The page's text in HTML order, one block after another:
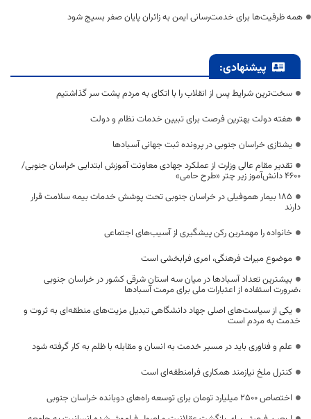
همه ظرفیت‌ها برای خدمت‌رسانی ایمن به زائران پایان صفر بسیج شود
پیشنهادی:
سخت‌ترین شرایط پس از انقلاب را با اتکای به مردم پشت سر گذاشتیم
هفته دولت بهترین فرصت برای تبیین خدمات نظام و دولت
یشتازی خراسان جنوبی در پرونده ثبت جهانی آسبادها
تقدیر مقام عالی وزارت از عملکرد جهادی معاونت آموزش ابتدایی خراسان جنوبی/
۴۶۰۰ دانش‌آموز زیر چتر «طرح حامی»
۱۸۵ بیمار هموفیلی در خراسان جنوبی تحت پوشش خدمات بیمه سلامت قرار
دارند
خانواده را مهمترین رکن پیشگیری از آسیب‌های اجتماعی
موضوع میراث فرهنگی، امری فرابخشی است
بیشترین تعداد آسبادها در میان سه استان شرقی کشور در خراسان جنوبی
،ضرورت استفاده از اعتبارات ملی برای مرمت آسبادها
یکی از سیاست‌های اصلی جهاد دانشگاهی تبدیل مزیت‌های منطقه‌ای به ثروت و
خدمت به مردم است
علم و فناوری باید در مسیر خدمت به انسان و مقابله با ظلم به کار گرفته شود
کنترل ملخ نیازمند همکاری فرامنطقه‌ای است
اختصاص 2500 میلیارد تومان برای توسعه راه‌های دوبانده خراسان جنوبی